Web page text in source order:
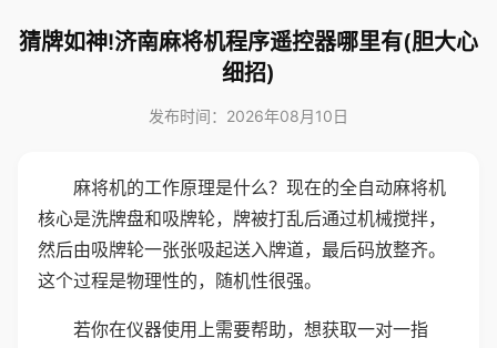
猜牌如神!济南麻将机程序遥控器哪里有(胆大心
细招)
发布时间：2026年08月10日
麻将机的工作原理是什么？现在的全自动麻将机
核心是洗牌盘和吸牌轮，牌被打乱后通过机械搅拌，
然后由吸牌轮一张张吸起送入牌道，最后码放整齐。
这个过程是物理性的，随机性很强。
若你在仪器使用上需要帮助，想获取一对一指